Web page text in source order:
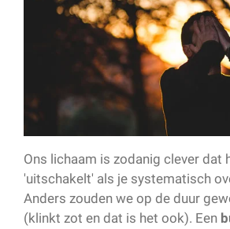
Ons lichaam is zodanig clever dat
'uitschakelt' als je systematisch
Anders zouden we op de duur
(klinkt zot en dat is het ook). Een